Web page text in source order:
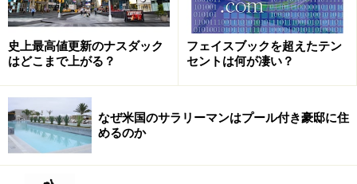
の方法などの詳しい情報は、6月13日発売予定の「ドバ
イ株投資完全マニュアル（パンローリング刊）」に、余
すことなく紹介していますので、是非お手にとって読ん
いるほどの怒涛の建設ラッシュ。脱オイルマネーを目標
に掲げた政策、"ドバイ・ストラテジック・プラン
2015"。ユーロ導入をイメージさせる2010年導入予定
の"ペルシャ湾岸6カ国単一通貨"など。今、世界から注目
史上最高値更新のナスダック
はどこまで上がる？
フェイスブックを超えたテン
セントは何が凄い？
なぜ米国のサラリーマンはプール付き豪邸に住
めるのか